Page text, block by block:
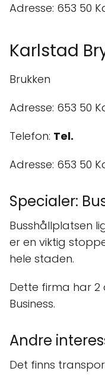
Adresse: 653 50
Karlstad
Brukken
Adresse: 653 50
Telefon: Tel.
Adresse: 653 50
Specialer:
Busshållplatsen
er en viktig
hele staden.
Dette firma har 2
Business.
Andre
Det finns